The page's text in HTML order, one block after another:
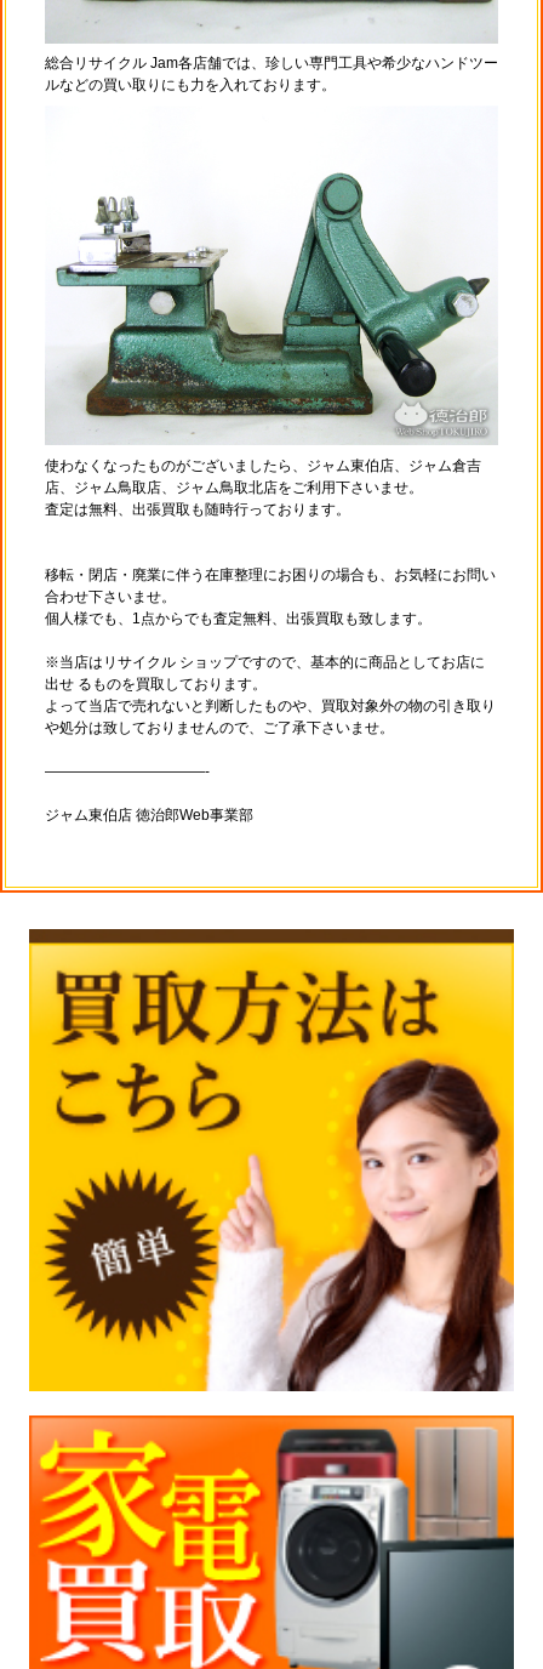
総合リサイクル Jam各店舗では、珍しい専門工具や希少なハンドツー
ルなどの買い取りにも力を入れております。
使わなくなったものがございましたら、ジャム東伯店、ジャム倉吉
店、ジャム鳥取店、ジャム鳥取北店をご利用下さいませ。
査定は無料、出張買取も随時行っております。
移転・閉店・廃業に伴う在庫整理にお困りの場合も、お気軽にお問い
合わせ下さいませ。
個人様でも、1点からでも査定無料、出張買取も致します。
※当店はリサイクル ショップですので、基本的に商品としてお店に
出せ るものを買取しております。
よって当店で売れないと判断したものや、買取対象外の物の引き取り
や処分は致しておりませんので、ご了承下さいませ。
———————————-
ジャム東伯店 徳治郎Web事業部